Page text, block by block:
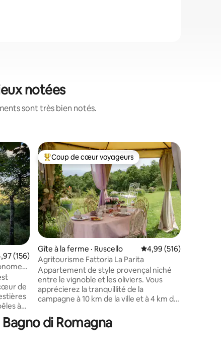
notées
sont très bien notés.
moyenne de 4,97 sur 5, 156 commentaires
(156)
de
de
Coup de cœur voyageurs parmi les plus aimés
Coup de cœur voyageurs
Gîte à la ferme · Ruscello Note moyenne de
4,99 (516)
Agritourisme Fattoria La Parita
Appartement de style provençal niché
entre le vignoble et les oliviers. Vous
apprécierez la tranquillité de la
campagne à 10 km de la ville et à 4 km de
coucous sera la bande sonore du salon
tandis que les cerfs paissent parmi les
di Romagna